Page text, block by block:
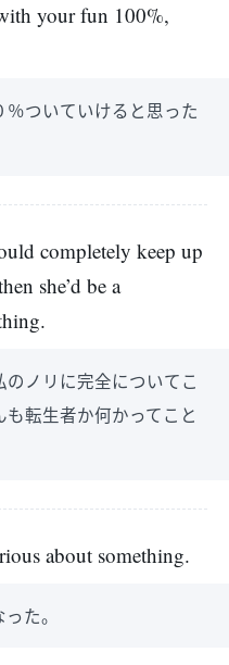
your fun 100%,
％ついていけると思った
completely keep up
she’d be a
ノリに完全についてこ
転生者か何かってこと
about something.
た。